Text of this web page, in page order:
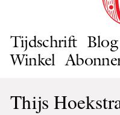
Tijdschrift Blog
Winkel
Thijs